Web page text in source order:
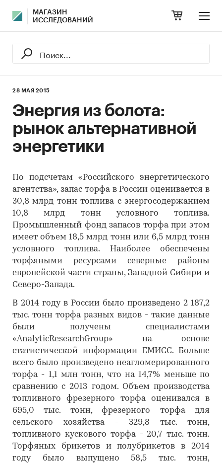
МАГАЗИН
ИССЛЕДОВАНИЙ
28 МАЯ 2015
Энергия из болота:
рынок альтернативной
энергетики
По подсчетам «Российского энергетического
агентства», запас торфа в России оценивается в
30,8 млрд тонн топлива с энергосодержанием
10,8 млрд тонн условного топлива.
Промышленный фонд запасов торфа при этом
имеет объем 18,5 млрд тонн или 6,5 млрд тонн
условного топлива. Наиболее обеспечены
торфяными ресурсами северные районы
европейской части страны, Западной Сибири и
Северо-Запада.
В 2014 году в России было произведено 2 187,2
тыс. тонн торфа разных видов - такие данные
были получены специалистами
«AnalyticResearchGroup» на основе
статистической информации ЕМИСС. Больше
всего было произведено неагломерированного
торфа - 1,1 млн тонн, что на 14,7% меньше по
сравнению с 2013 годом. Объем производства
топливного фрезерного торфа оценивался в
695,0 тыс. тонн, фрезерного торфа для
сельского хозяйства - 329,8 тыс. тонн,
топливного кускового торфа - 20,7 тыс. тонн.
Торфяных брикетов и полубрикетов в 2014
году было выпущено 58,5 тыс. тонн,